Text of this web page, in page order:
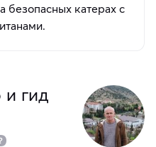
безопасных катерах с
и гид